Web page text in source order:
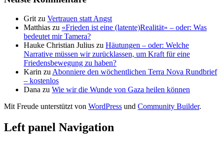
Grit zu Vertrauen statt Angst
Matthias zu «Frieden ist eine (latente)Realität» – oder: Was
bedeutet mir Tamera?
Hauke Christian Julius zu Häutungen – oder: Welche
Narrative müssen wir zurücklassen, um Kraft für eine
Friedensbewegung zu haben?
Karin zu Abonniere den wöchentlichen Terra Nova Rundbrief
– kostenlos
Dana zu Wie wir die Wunde von Gaza heilen können
Mit Freude unterstützt von WordPress und Community Builder.
Left panel Navigation